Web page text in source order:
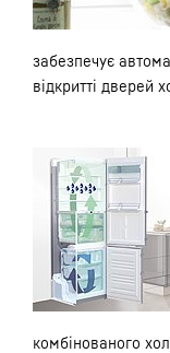
забезпечує
відкритті дверей
комбінованого